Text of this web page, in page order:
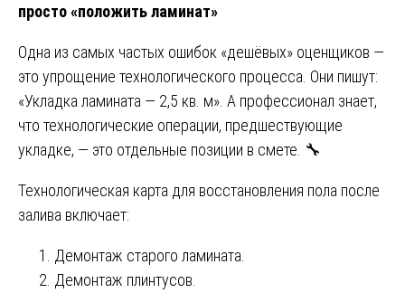
просто «положить ламинат»
Одна из самых частых ошибок «дешёвых» оценщиков —
это упрощение технологического процесса. Они пишут:
«Укладка ламината — 2,5 кв. м». А профессионал знает,
что технологические операции, предшествующие
укладке, — это отдельные позиции в смете. 🔧
Технологическая карта для восстановления пола после
залива включает:
Демонтаж старого ламината.
Демонтаж плинтусов.